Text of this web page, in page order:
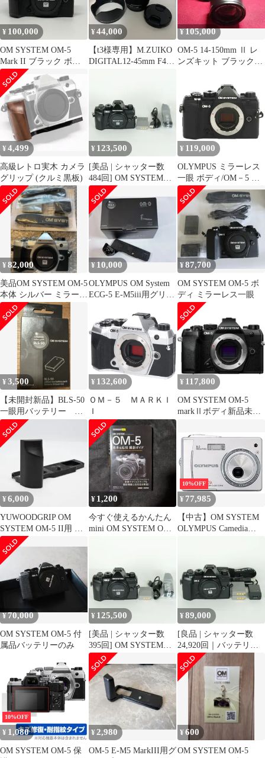
¥ 100,000
OM SYSTEM OM-5
Mark II ブラック ボデ
ィのみ
¥44,000
【t3様専用】M.ZUIKO
DIGITAL12-45mm F4.0
¥105,000
OM-5 14-150mm Ⅱ レ
ンズキット ブラック
¥ 4,499
高級レトロ実木 カメラ
グリップ (クルミ黒板)
¥ 123,500
[美品 | シャッター数
484回] OM SYSTEM
OM-5 Mark II ボディ ブ
ラック | マイクロフォ
ーサーズマウント
¥ 119,000
OLYMPUS ミラーレス
一眼 ボディ/OM－5 OM
SYSTEM OM-5 Bラン
ク 18
¥82,000
美品OM SYSTEM OM-5
本体 シルバー ミラーレ
ス一眼
¥ 10,000
OLYMPUS OM System
ECG-5 E-M5iii用グリッ
¥87,700
OM SYSTEM OM-5 ボ
ディ ミラーレス一眼
¥3,500
【未開封新品】BLS-50
一眼用バッテリー オ
リンパス
¥ 132,600
ＯＭ－５ ＭＡＲＫＩ
Ｉ
¥ 117,800
OM SYSTEM OM-5
markⅡボディ新品未使
¥6,000
YUWOODGRIP OM
SYSTEM OM-5 II用 グ
リップ
¥ 1,200
今すぐ使えるかんたん
mini OM SYSTEM OM-
10%OFF
¥ 77,985
【中古】OM SYSTEM
OLYMPUS Camedia
¥70,000
OM SYSTEM OM-5 付
属品バッテリーのみ
¥ 125,500
[美品 | シャッター数
395回] OM SYSTEM
OM-5 Mark II ボディ ブ
ラック | マイクロフォ
ーサーズマウント
¥89,000
[良品 | シャッター数
24,920回｜バッテリー2
個付] OM SYSTEM
OM-5 [ボディ ブラッ
ク] | マイクロフォーサ
ーズマウント
10%OFF
¥ 1,080
OM SYSTEM OM-5 保
¥2,980
OM-5 E-M5 MarkIII用グ
¥600
OM SYSTEM OM-5